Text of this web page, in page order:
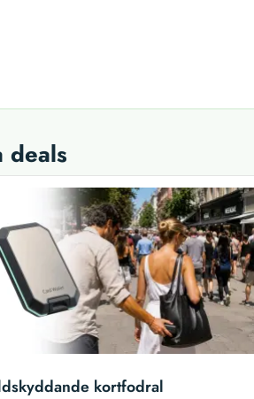
deals
kortfodral